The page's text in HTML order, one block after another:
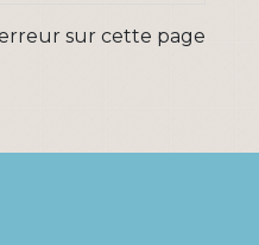
sur cette page